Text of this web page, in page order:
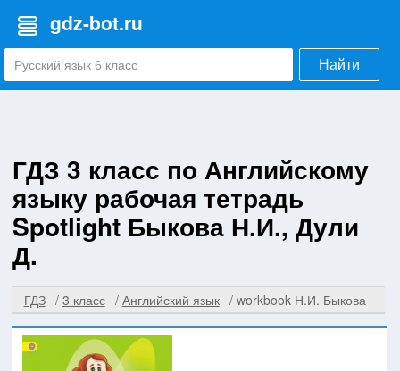
gdz-bot.ru
Найти
ГДЗ 3 класс по Английскому
языку рабочая тетрадь
Spotlight Быкова Н.И., Дули
Д.
ГДЗ 3 класс Английский язык workbook Н.И. Быкова